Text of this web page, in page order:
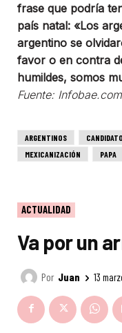
frase que podría
país natal: «Los
argentino se
favor o en contra
humildes, somos
Fuente: Infobae.com
ARGENTINOS
MEXICANIZACIÓN
PAPA